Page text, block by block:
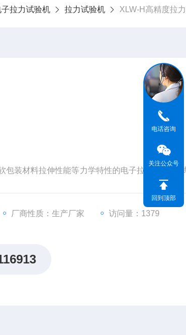
子拉力试验机 拉力试验机 XLW-H高精度拉
包装材料拉伸性能等力学特性的电子拉力试验机;
采集数据的变化，可测试塑料薄膜、复合材料、
厂商性质：生产厂家 访问量：1379
电话咨询
关注公众号
回到顶部